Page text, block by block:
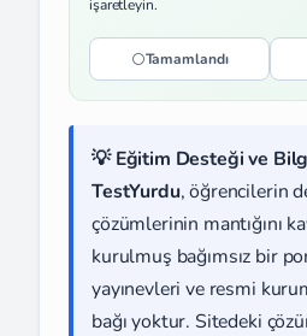
işaretleyin.
Tamamlandı
💡 Eğitim Desteği ve
TestYurdu, öğrencilerin
çözümlerinin mantığını
kurulmuş bağımsız bir
yayınevleri ve resmi
bağı yoktur. Sitedeki